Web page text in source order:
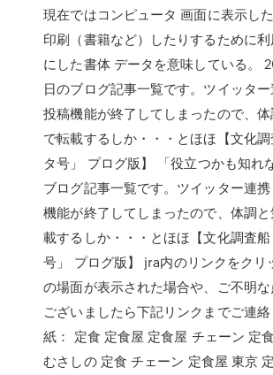
現在ではコンピュータ 画面に表示し
印刷（書籍など）したりするために利
にした書体 データを意味している。
日のブログ記事一覧です。ツイッタ
投稿機能が終了してしまったので、
で転載するしか・・・とほほ【文化
タ号」 プログ版】 「役立つかも知れ
ブログ記事一覧です。ツイッター連
機能が終了してしまったので、体調
載するしか・・・とほほ【文化調査
号」 プログ版】 jra内のリンクをクリ
の場面が表示された場合や、ご不明
ございましたら下記リンクまでご連
紙： 定食 定食屋 定食屋 チェーン 定
むさしの 定食 チェーン 定食屋 東京